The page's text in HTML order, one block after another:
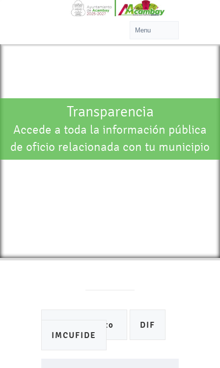
Transparencia
Accede a toda la información pública
de oficio relacionada con tu municipio
Ayuntamiento
DIF
IMCUFIDE